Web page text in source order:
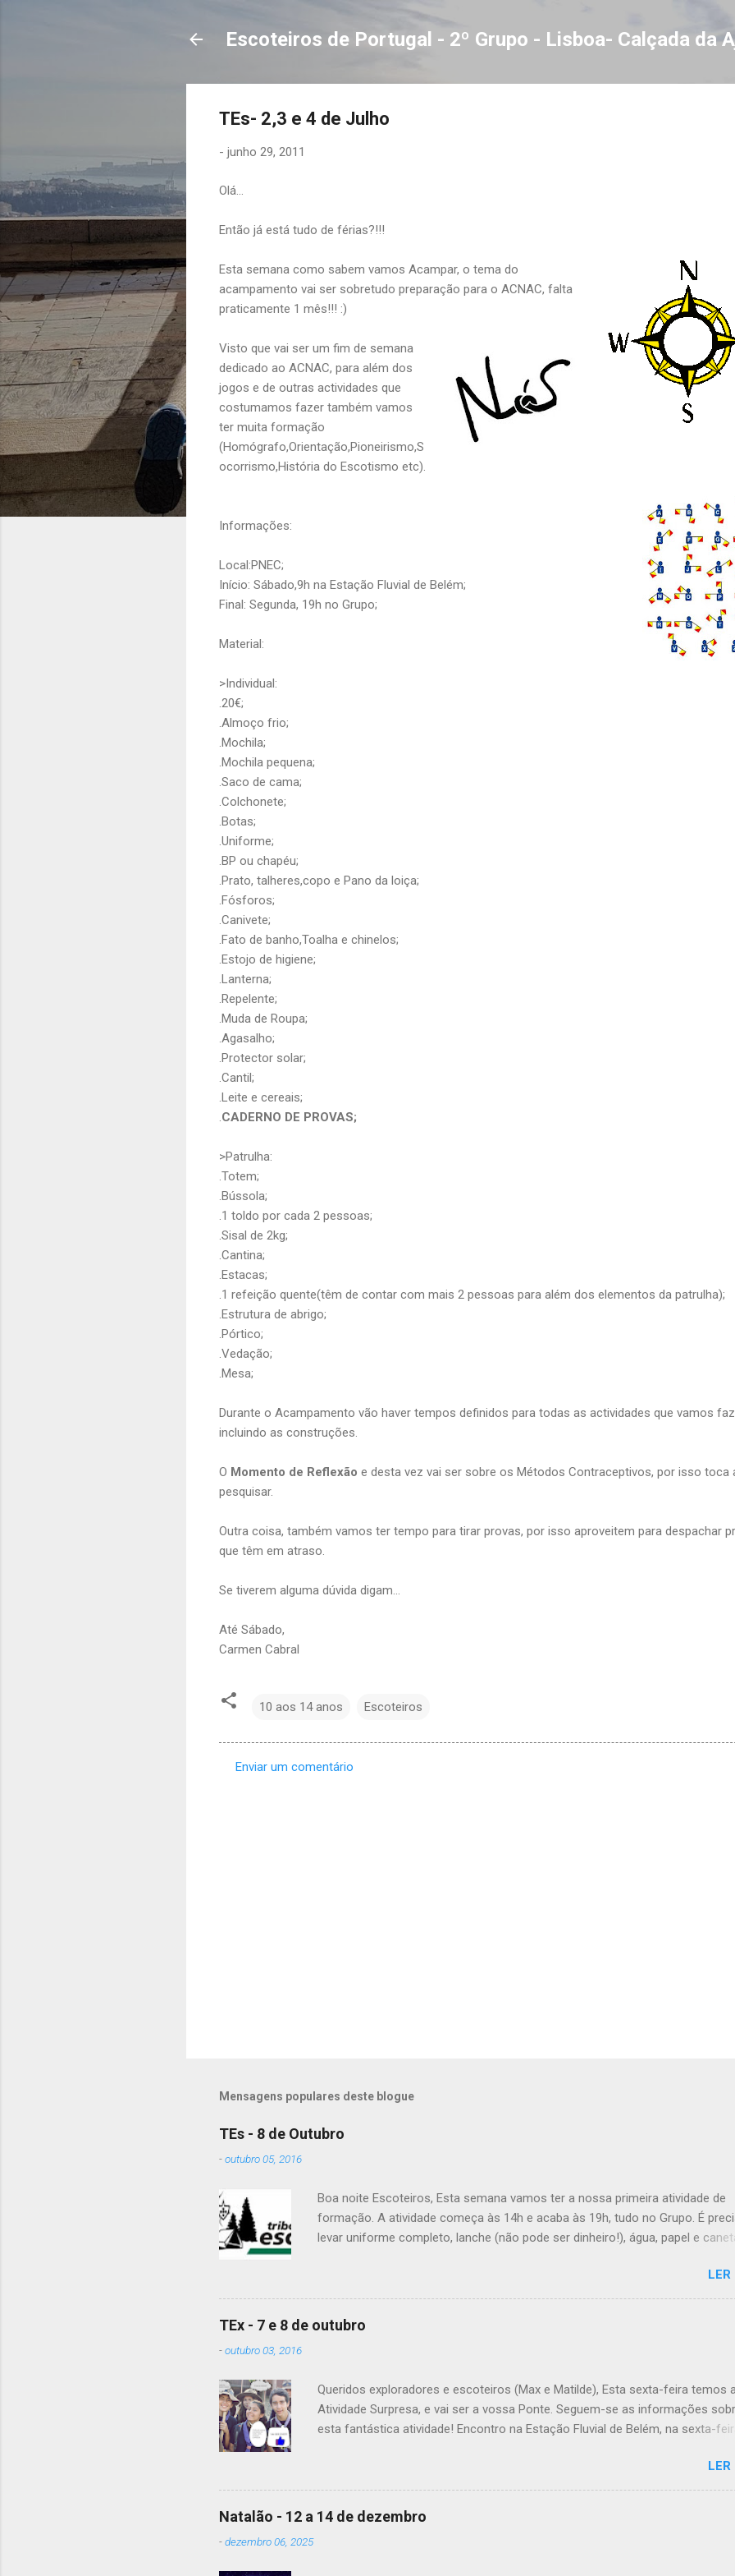
Escoteiros de Portugal - 2º Grupo - Lisboa- Calçada da
TEs- 2,3 e 4 de Julho
- junho 29, 2011
Olá...
Então já está tudo de férias?!!!
Esta semana como sabem vamos Acampar, o tema do
acampamento vai ser sobretudo preparação para o ACNAC, falta
praticamente 1 mês!!! :)
Visto que vai ser um fim de semana
dedicado ao ACNAC, para além dos
jogos e de outras actividades que
costumamos fazer também vamos
ter muita formação
(Homógrafo,Orientação,Pioneirismo,S
ocorrismo,História do Escotismo etc).
Informações:
Local:PNEC;
Início: Sábado,9h na Estação Fluvial de Belém;
Final: Segunda, 19h no Grupo;
Material:
>Individual:
.20€;
.Almoço frio;
.Mochila;
.Mochila pequena;
.Saco de cama;
.Colchonete;
.Botas;
.Uniforme;
.BP ou chapéu;
.Prato, talheres,copo e Pano da loiça;
.Fósforos;
.Canivete;
.Fato de banho,Toalha e chinelos;
.Estojo de higiene;
.Lanterna;
.Repelente;
.Muda de Roupa;
.Agasalho;
.Protector solar;
.Cantil;
.Leite e cereais;
CADERNO DE PROVAS;
>Patrulha:
.Totem;
.Bússola;
.1 toldo por cada 2 pessoas;
.Sisal de 2kg;
.Cantina;
.Estacas;
.1 refeição quente(têm de contar com mais 2 pessoas para além dos elementos da patrulha);
.Estrutura de abrigo;
.Pórtico;
.Vedação;
.Mesa;
Durante o Acampamento vão haver tempos definidos para todas as actividades que vamos
incluindo as construções.
O Momento de Reflexão e desta vez vai ser sobre os Métodos Contraceptivos, por isso toca
pesquisar.
Outra coisa, também vamos ter tempo para tirar provas, por isso aproveitem para despachar
que têm em atraso.
Se tiverem alguma dúvida digam...
Até Sábado,
Carmen Cabral
10 aos 14 anos Escoteiros
Enviar um comentário
Mensagens populares deste blogue
TEs - 8 de Outubro
-outubro 05, 2016
Boa noite Escoteiros, Esta semana vamos ter a nossa primeira atividade de
formação. A atividade começa às 14h e acaba às 19h, tudo no Grupo. É
levar uniforme completo, lanche (não pode ser dinheiro!), água, papel e
Patrulha Veado , têm de levar a Ata do último Conselho de Guias, passada a
É OBRIGATÓRIO !! Max e Matilde , esta semana vão fazer a ponte com a TEx,
vejam as informações no post deles. Atenção: Ainda há patrulhas que não
LER
TEx - 7 e 8 de outubro
-outubro 03, 2016
Queridos exploradores e escoteiros (Max e Matilde), Esta sexta-feira temos
Atividade Surpresa, e vai ser a vossa Ponte. Seguem-se as informações
esta fantástica atividade! Encontro na Estação Fluvial de Belém, na sexta-
material que definiram no sábado passado em patrulha e é não se
levar todo o material de tribo que levaram para casa. - Falem com os vossos
guias para saberem o que têm de levar de alimentação e dos kits. - Em
LER
Natalão - 12 a 14 de dezembro
-dezembro 06, 2025